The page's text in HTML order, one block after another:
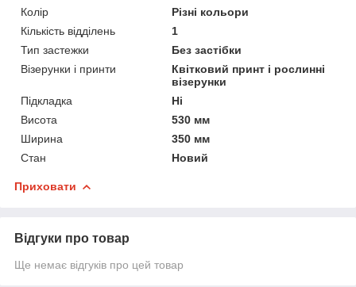
Колір
Різні кольори
Кількість відділень
1
Тип застежки
Без застібки
Візерунки і принти
Квітковий принт і рослинні
візерунки
Підкладка
Ні
Висота
530 мм
Ширина
350 мм
Стан
Новий
Приховати
Відгуки про товар
Ще немає відгуків про цей товар